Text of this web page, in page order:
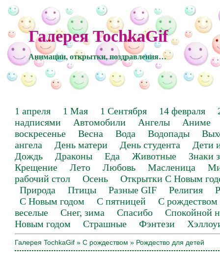
Галерея TochkaGif
Анимации, открытки, поздравления…
1 апреля 1 Мая 1 Сентября 14 февраля
надписями
Автомобили Ангелы
Аниме
воскресенье
Весна Вода Водопады
ангела
День матери День студента
Дети
Дождь
Драконы Еда Животные
Знаки
Крещение
Лето Любовь Масленица
рабочий стол
Осень
Открытки С Новым
Природа
Птицы Разные GIF Религия
С Новым годом
С пятницей
С рождеством
веселые
Снег, зима Спасибо
Спокойной
Новым годом
Страшные Фэнтези
Галерея TochkaGif » С рождеством » Рождество для детей